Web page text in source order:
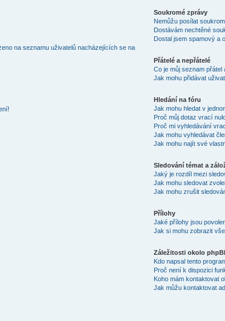
na seznamu uživatelů nacházejících se na
Soukromé zprávy
Nemůžu posílat
Dostávám nechtěné
Dostal jsem spamový a
Přátelé a nepřátelé
Co je můj seznam přátel
Jak mohu přidávat
Hledání na fóru
Jak mohu hledat v
Proč můj dotaz vrací
Proč mi vyhledávání
Jak mohu vyhledávat
Jak mohu najít své
Sledování témat a
Jaký je rozdíl mezi
Jak mohu sledovat
Jak mohu zrušit
Přílohy
Jaké přílohy jsou
Jak si mohu zobrazit
Záležitosti okolo
Kdo napsal tento
Proč není k dispozici
Koho mám kontaktovat
Jak můžu kontaktovat